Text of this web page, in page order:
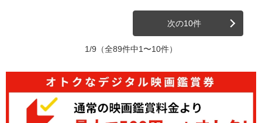
次の10件
1/9 （全89件中1〜10件）